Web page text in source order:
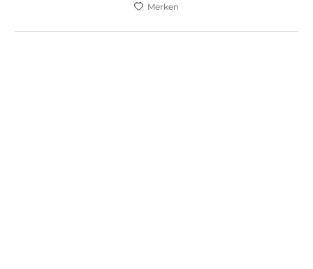
Merken